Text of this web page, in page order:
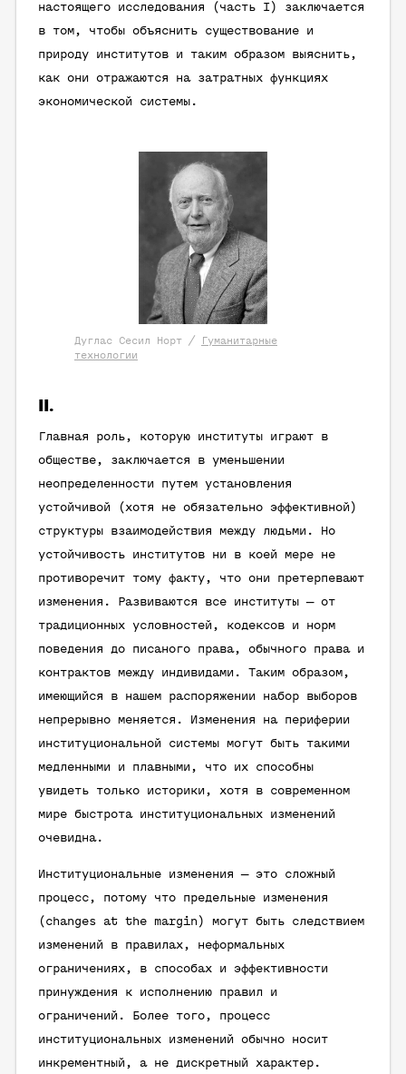
настоящего исследования (часть I) заключается
в том, чтобы объяснить существование и
природу институтов и таким образом выяснить,
как они отражаются на затратных функциях
экономической системы.
Дуглас Сесил Норт /
Гуманитарные
технологии
II.
Главная роль, которую институты играют в
обществе, заключается в уменьшении
неопределенности путем установления
устойчивой (хотя не обязательно эффективной)
структуры взаимодействия между людьми. Но
устойчивость институтов ни в коей мере не
противоречит тому факту, что они претерпевают
изменения. Развиваются все институты — от
традиционных условностей, кодексов и норм
поведения до писаного права, обычного права и
контрактов между индивидами. Таким образом,
имеющийся в нашем распоряжении набор выборов
непрерывно меняется. Изменения на периферии
институциональной системы могут быть такими
медленными и плавными, что их способны
увидеть только историки, хотя в современном
мире быстрота институциональных изменений
очевидна.
Институциональные изменения — это сложный
процесс, потому что предельные изменения
(changes at the margin) могут быть следствием
изменений в правилах, неформальных
ограничениях, в способах и эффективности
принуждения к исполнению правил и
ограничений. Более того, процесс
институциональных изменений обычно носит
инкрементный, а не дискретный характер.